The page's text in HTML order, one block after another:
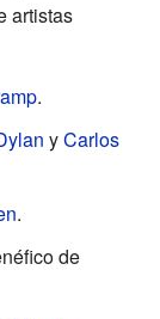
artistas
.
yCarlos
.
de